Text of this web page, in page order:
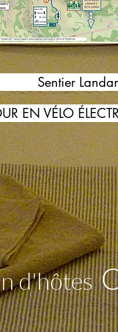
Sentier
EN VÉLO
d'hôtes